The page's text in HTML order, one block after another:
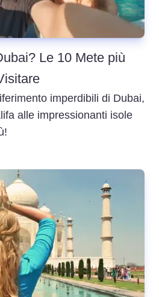
Le 10 Mete più
imperdibili di Dubai,
alle impressionanti isole